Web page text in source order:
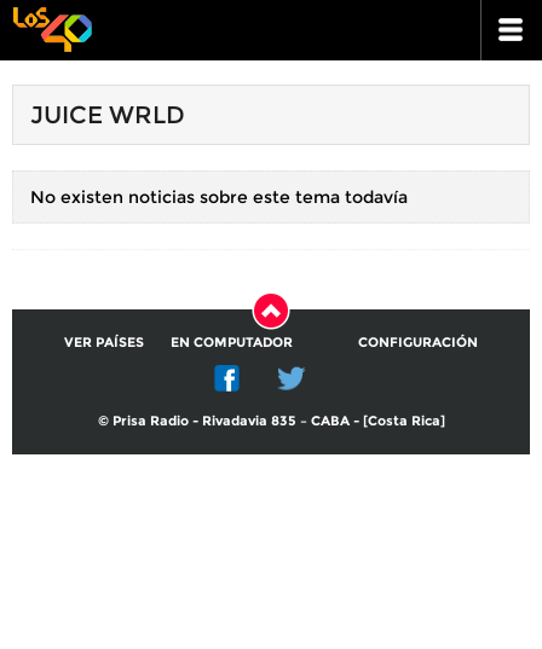
JUICE WRLD
No existen noticias sobre este tema todavía
VER PAÍSES EN COMPUTADOR CONFIGURACIÓN
© Prisa Radio - Rivadavia 835 – CABA - [Costa Rica]